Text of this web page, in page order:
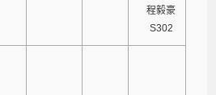
程毅豪
S302